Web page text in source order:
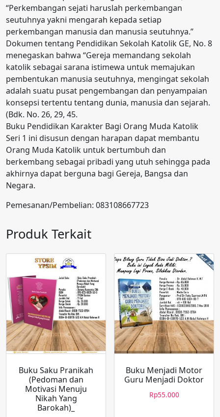
“Perkembangan sejati haruslah perkembangan
seutuhnya yakni mengarah kepada setiap
perkembangan manusia dan manusia seutuhnya.”
Dokumen tentang Pendidikan Sekolah Katolik GE, No. 8
menegaskan bahwa “Gereja memandang sekolah
katolik sebagai sarana istimewa untuk memajukan
pembentukan manusia seutuhnya, mengingat sekolah
adalah suatu pusat pengembangan dan penyampaian
konsepsi tertentu tentang dunia, manusia dan sejarah.
(Bdk. No. 26, 29, 45.
Buku Pendidikan Karakter Bagi Orang Muda Katolik
Seri 1 ini disusun dengan harapan dapat membantu
Orang Muda Katolik untuk bertumbuh dan
berkembang sebagai pribadi yang utuh sehingga pada
akhirnya dapat berguna bagi Gereja, Bangsa dan
Negara.
Pemesanan/Pembelian: 083108667723
Produk Terkait
Buku Saku Pranikah
(Pedoman dan
Motivasi Menuju
Nikah Yang
Barokah)_
Buku Menjadi Motor
Guru Menjadi Doktor
Rp55.000